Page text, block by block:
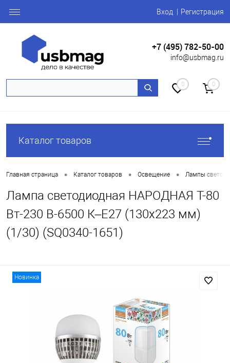
Вход Регистрация
+7 (495) 782-50-00
info@usbmag.ru
0 0
Каталог товаров
Главная страница • Каталог товаров • Освещение • Лампы
Лампа светодиодная НАРОДНАЯ T-80
Вт-230 В-6500 К–E27 (130x223 мм)
(1/30) (SQ0340-1651)
Новинка